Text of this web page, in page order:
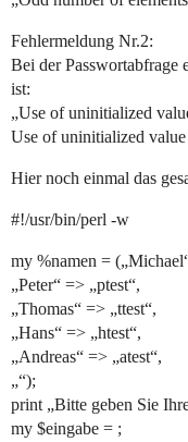
Fehlermeldung Nr.2:
Bei der Passwortabfrage
ist:
„Use of uninitialized
Use of uninitialized
Hier noch einmal das
#!/usr/bin/perl -w
my %namen =
„Peter“ => „ptest“,
„Thomas“ => „ttest“,
„Hans“ => „htest“,
„Andreas“ => „atest“,
„“);
print „Bitte geben Sie
my $eingabe = ;